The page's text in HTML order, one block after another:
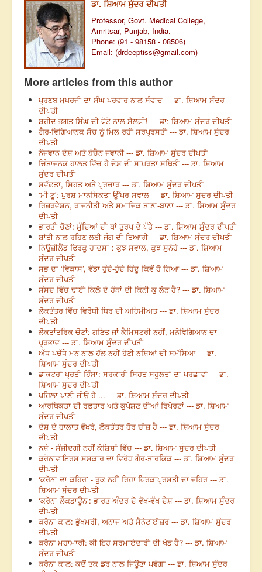
ਡਾ. ਸ਼ਿਆਮ ਸੁੰਦਰ ਦੀਪਤੀ
Professor, Govt. Medical College,
Amritsar, Punjab, India.
Phone: (91 - 98158 - 08506)
Email: (drdeeptiss@gmail.com)
More articles from this author
ਪ੍ਰਣਬ ਮੁਖਰਜੀ ਦਾ ਸੰਘ ਪਰਵਾਰ ਨਾਲ ਸੰਵਾਦ --- ਡਾ. ਸ਼ਿਆਮ ਸੁੰਦਰ
ਦੀਪਤੀ
ਸ਼ਹੀਦ ਭਗਤ ਸਿੰਘ ਦੀ ਫੋਟੋ ਨਾਲ ਸੈਲਫ਼ੀ! --- ਡਾ: ਸ਼ਿਆਮ ਸੁੰਦਰ ਦੀਪਤੀ
ਗ਼ੈਰ-ਵਿਗਿਆਨਕ ਸੋਚ ਨੂੰ ਮਿਲ ਰਹੀ ਸਰਪ੍ਰਸਤੀ --- ਡਾ. ਸ਼ਿਆਮ ਸੁੰਦਰ
ਦੀਪਤੀ
ਨੌਜਵਾਨ ਦੇਸ਼ ਅਤੇ ਬੇਚੈਨ ਜਵਾਨੀ --- ਡਾ. ਸ਼ਿਆਮ ਸੁੰਦਰ ਦੀਪਤੀ
ਚਿੰਤਾਜਨਕ ਹਾਲਤ ਵਿੱਚ ਹੈ ਦੇਸ਼ ਦੀ ਸਾਖ਼ਰਤਾ ਸਥਿਤੀ --- ਡਾ. ਸ਼ਿਆਮ
ਸੁੰਦਰ ਦੀਪਤੀ
ਸਵੱਛਤਾ, ਸਿਹਤ ਅਤੇ ਪ੍ਰਚਾਰ --- ਡਾ. ਸ਼ਿਆਮ ਸੁੰਦਰ ਦੀਪਤੀ
‘ਮੀ ਟੂ’: ਪੁਰਸ਼ ਮਾਨਸਿਕਤਾ ਉੱਪਰ ਸਵਾਲ --- ਡਾ. ਸ਼ਿਆਮ ਸੁੰਦਰ ਦੀਪਤੀ
ਰਿਜ਼ਰਵੇਸ਼ਨ, ਰਾਜਨੀਤੀ ਅਤੇ ਸਮਾਜਿਕ ਤਾਣਾ-ਬਾਣਾ --- ਡਾ. ਸ਼ਿਆਮ ਸੁੰਦਰ
ਦੀਪਤੀ
ਭਾਰਤੀ ਚੋਣਾਂ: ਮੁੱਦਿਆਂ ਦੀ ਥਾਂ ਤੁਰਪ ਦੇ ਪੱਤੇ --- ਡਾ. ਸ਼ਿਆਮ ਸੁੰਦਰ ਦੀਪਤੀ
ਸ਼ਾਂਤੀ ਨਾਲ ਰਹਿਣ ਲਈ ਜੰਗ ਦੀ ਤਿਆਰੀ --- ਡਾ. ਸ਼ਿਆਮ ਸੁੰਦਰ ਦੀਪਤੀ
ਨਿਉਜ਼ੀਲੈਂਡ ਫਿਰਕੂ ਹਾਦਸਾ : ਕੁਝ ਸਵਾਲ, ਕੁਝ ਸੁਨੇਹੇ --- ਡਾ. ਸ਼ਿਆਮ
ਸੁੰਦਰ ਦੀਪਤੀ
ਸਭ ਦਾ ‘ਵਿਕਾਸ’, ਵੱਡਾ ਹੁੰਦੇ-ਹੁੰਦੇ ਹਿੰਦੂ ਕਿਵੇਂ ਹੋ ਗਿਆ --- ਡਾ. ਸ਼ਿਆਮ
ਸੁੰਦਰ ਦੀਪਤੀ
ਸੰਸਦ ਵਿੱਚ ਢਾਈ ਕਿਲੋ ਦੇ ਹੱਥਾਂ ਦੀ ਕਿੰਨੀ ਕੁ ਲੋੜ ਹੈ? --- ਡਾ. ਸ਼ਿਆਮ
ਸੁੰਦਰ ਦੀਪਤੀ
ਲੋਕਤੰਤਰ ਵਿੱਚ ਵਿਰੋਧੀ ਧਿਰ ਦੀ ਅਹਿਮੀਅਤ --- ਡਾ. ਸ਼ਿਆਮ ਸੁੰਦਰ
ਦੀਪਤੀ
ਲੋਕਤਾਂਤਰਿਕ ਚੋਣਾਂ: ਗਣਿਤ ਜਾਂ ਕੈਮਿਸਟਰੀ ਨਹੀਂ, ਮਨੋਵਿਗਿਆਨ ਦਾ
ਪ੍ਰਭਾਵ --- ਡਾ. ਸ਼ਿਆਮ ਸੁੰਦਰ ਦੀਪਤੀ
ਅੱਧ-ਪਚੱਧੇ ਮਨ ਨਾਲ ਹੱਲ ਨਹੀਂ ਹੋਣੀ ਨਸ਼ਿਆਂ ਦੀ ਸਮੱਸਿਆ --- ਡਾ.
ਸ਼ਿਆਮ ਸੁੰਦਰ ਦੀਪਤੀ
ਡਾਕਟਰਾਂ ਪ੍ਰਤੀ ਹਿੰਸਾ: ਸਰਕਾਰੀ ਸਿਹਤ ਸਹੂਲਤਾਂ ਦਾ ਪਰਛਾਵਾਂ --- ਡਾ.
ਸ਼ਿਆਮ ਸੁੰਦਰ ਦੀਪਤੀ
ਪਹਿਲਾ ਪਾਣੀ ਜੀਉ ਹੈ ... --- ਡਾ. ਸ਼ਿਆਮ ਸੁੰਦਰ ਦੀਪਤੀ
ਆਰਥਿਕਤਾ ਦੀ ਰਫ਼ਤਾਰ ਅਤੇ ਕੁਪੋਸ਼ਣ ਦੀਆਂ ਰਿਪੋਰਟਾਂ --- ਡਾ. ਸ਼ਿਆਮ
ਸੁੰਦਰ ਦੀਪਤੀ
ਦੇਸ਼ ਦੇ ਹਾਲਾਤ ਵੱਖਰੇ, ਲੋਕਤੰਤਰ ਹੋਰ ਚੀਜ਼ ਹੈ --- ਡਾ. ਸ਼ਿਆਮ ਸੁੰਦਰ
ਦੀਪਤੀ
ਨਸ਼ੇ - ਸੰਜੀਦਗੀ ਨਹੀਂ ਕੋਸ਼ਿਸ਼ਾਂ ਵਿੱਚ --- ਡਾ. ਸ਼ਿਆਮ ਸੁੰਦਰ ਦੀਪਤੀ
ਕਰੋਨਾਵਾਇਰਸ ਸਸਕਾਰ ਦਾ ਵਿਰੋਧ ਗੈਰ-ਤਾਰਕਿਕ --- ਡਾ. ਸ਼ਿਆਮ ਸੁੰਦਰ
ਦੀਪਤੀ
‘ਕਰੋਨਾ ਦਾ ਕਹਿਰ’ - ਰੁਕ ਨਹੀਂ ਰਿਹਾ ਫਿਰਕਾਪ੍ਰਸਤੀ ਦਾ ਜ਼ਹਿਰ --- ਡਾ.
ਸ਼ਿਆਮ ਸੁੰਦਰ ਦੀਪਤੀ
‘ਕਰੋਨਾ ਲੌਕਡਾਊਨ’: ਭਾਰਤ ਅੰਦਰ ਦੋ ਵੱਖ-ਵੱਖ ਦੇਸ਼ --- ਡਾ. ਸ਼ਿਆਮ ਸੁੰਦਰ
ਦੀਪਤੀ
ਕਰੋਨਾ ਕਾਲ: ਭੁੱਖਮਰੀ, ਅਨਾਜ ਅਤੇ ਸੈਨੇਟਾਈਜ਼ਰ --- ਡਾ. ਸ਼ਿਆਮ ਸੁੰਦਰ
ਦੀਪਤੀ
ਕਰੋਨਾ ਮਹਾਮਾਰੀ: ਕੀ ਇਹ ਸਰਮਾਏਦਾਰੀ ਦੀ ਖੇਡ ਹੈ? --- ਡਾ. ਸ਼ਿਆਮ
ਸੁੰਦਰ ਦੀਪਤੀ
ਕਰੋਨਾ ਕਾਲ: ਕਦੋਂ ਤਕ ਡਰ ਨਾਲ ਜਿਊਣਾ ਪਵੇਗਾ --- ਡਾ. ਸ਼ਿਆਮ ਸੁੰਦਰ